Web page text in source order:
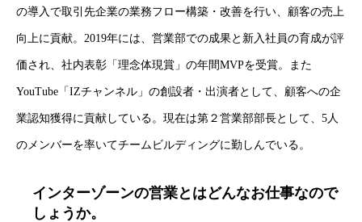
の導入で取引先企業の業務フロー構築・改善を行い、顧客の売上
向上に貢献。2019年には、営業部での成果と新入社員の育成が評
価され、社内表彰「理念体現賞」の年間MVPを受賞。また
YouTube「IZチャンネル」の創設者・出演者として、顧客への企
業認知獲得に貢献している。現在は第２営業部部長として、5人
のメンバーを率いてチームビルディングに勤しんでいる。
インターゾーンの営業とはどんなお仕事なので
しょうか。